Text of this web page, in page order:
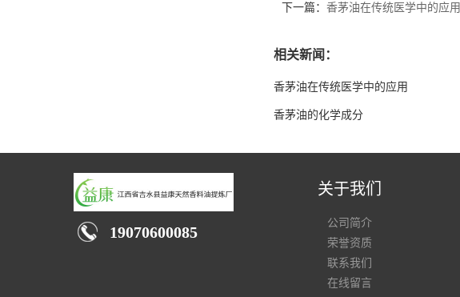
下一篇： 香茅油在传统医学中的应用
相关新闻：
香茅油在传统医学中的应用
香茅油的化学成分
19070600085
关于我们
公司简介
荣誉资质
联系我们
在线留言